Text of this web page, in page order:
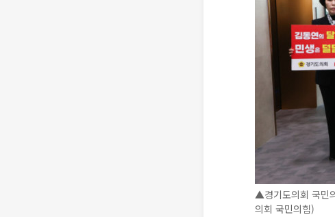
▲경기도의회 국민
의회 국민의힘)